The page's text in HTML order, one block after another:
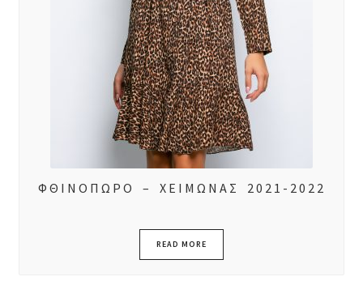
ΦΘΙΝΟΠΩΡΟ – ΧΕΙΜΩΝΑΣ 2021-2022
READ MORE